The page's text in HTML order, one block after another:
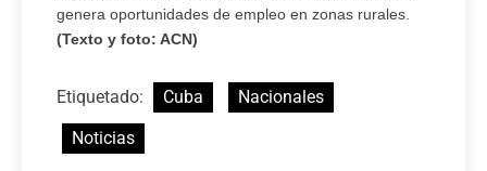
genera oportunidades de empleo en zonas rurales.
(Texto y foto: ACN)
Etiquetado: Cuba
Nacionales
Noticias